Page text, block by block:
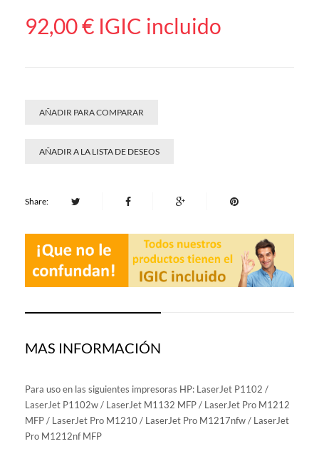
92,00 € IGIC incluido
AÑADIR PARA COMPARAR
AÑADIR A LA LISTA DE DESEOS
Share:
MAS INFORMACIÓN
Para uso en las siguientes impresoras HP: LaserJet P1102 /
LaserJet P1102w / LaserJet M1132 MFP / LaserJet Pro M1212
MFP / LaserJet Pro M1210 / LaserJet Pro M1217nfw / LaserJet
Pro M1212nf MFP